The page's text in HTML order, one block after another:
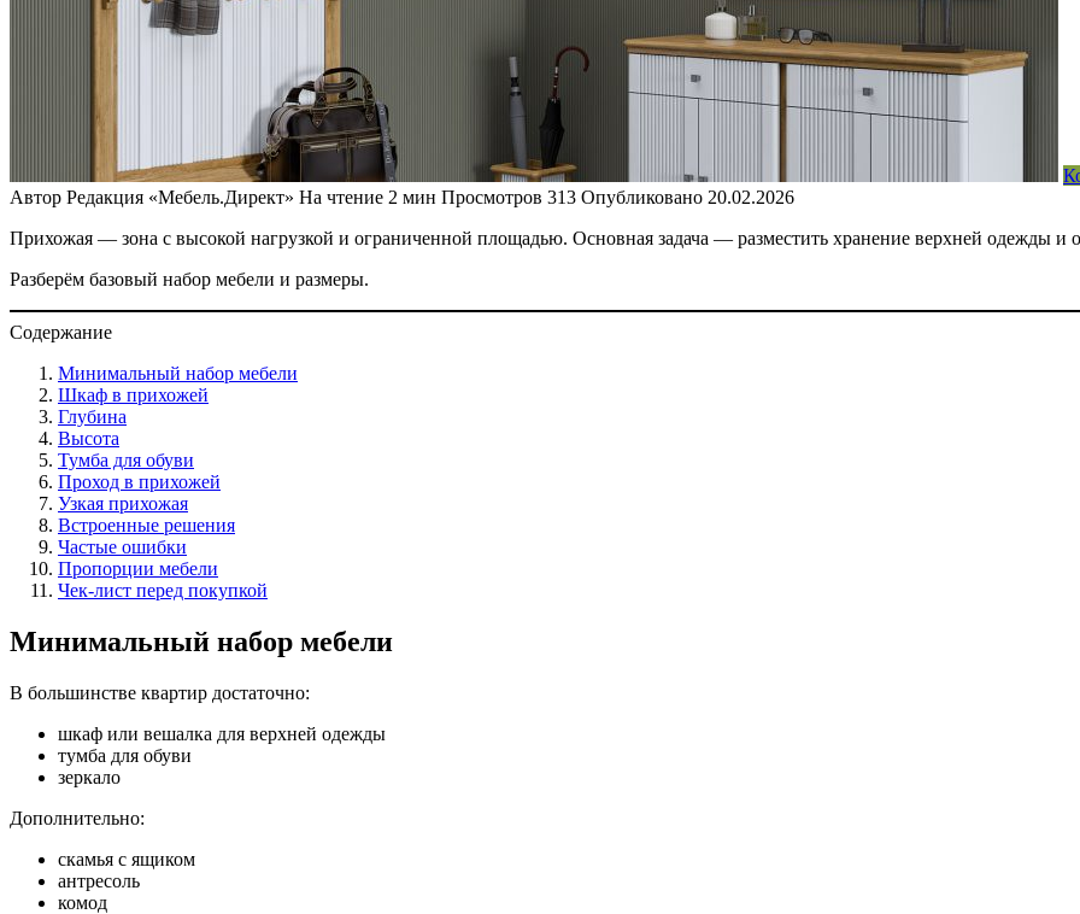
Автор Редакция «Мебель.Директ» На чтение 2 мин Просмотров 313 Опубликовано 20.02.2026
Прихожая — зона с высокой нагрузкой и ограниченной площадью. Основная задача — разместить хранение верхней одежды и
Разберём базовый набор мебели и размеры.
Содержание
Минимальный набор мебели
Шкаф в прихожей
Глубина
Высота
Тумба для обуви
Проход в прихожей
Узкая прихожая
Встроенные решения
Частые ошибки
Пропорции мебели
Чек-лист перед покупкой
Минимальный набор мебели
В большинстве квартир достаточно:
шкаф или вешалка для верхней одежды
тумба для обуви
зеркало
Дополнительно:
скамья с ящиком
антресоль
комод